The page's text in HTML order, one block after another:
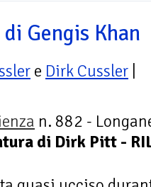
di Gengis Khan
e Dirk Cussler
n. 882 -
di Dirk Pitt -